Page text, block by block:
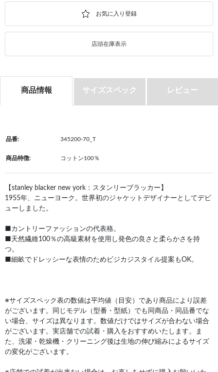
店頭在庫表示
商品情報 サイズスペック レビュー
品番: 345200-70_T
商品特徴: コットン100％
【stanley blacker new york：スタンリーブラッカー】
1955年、ニューヨーク。世界初のジャケットデザイナーとしてデビ
ューしました。
■カントリーファッションの代表格。
■天然繊維100％の高級素材を使用し発色の良さと柔らかさを持
つ。
■細畝でドレッシーな表情のためビジカジスタイル提案もOK。
※サイズスペック表の数値は平均値（目安）であり商品により誤差
がございます。同じモデル（型番・型紙）でも同商品・同品番でな
い場合、サイズは異なります。数値だけではサイズが合わない場合
がございます。実店舗での試着・購入をおすすめいたします。ま
た、洗濯・乾燥機・クリーニング後は生地の伸び縮みによるサイズ
の変化がございます。